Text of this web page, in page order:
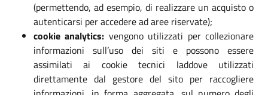
(permettendo, ad esempio, di realizzare un acquisto o
autenticarsi per accedere ad aree riservate);
cookie analytics: vengono utilizzati per collezionare
informazioni sull’uso dei siti e possono essere
assimilati ai cookie tecnici laddove utilizzati
direttamente dal gestore del sito per raccogliere